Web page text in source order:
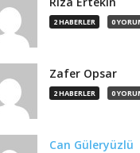
2 HABERLER 0
Zafer Opsar
2 HABERLER 0
Can Güleryüzlü